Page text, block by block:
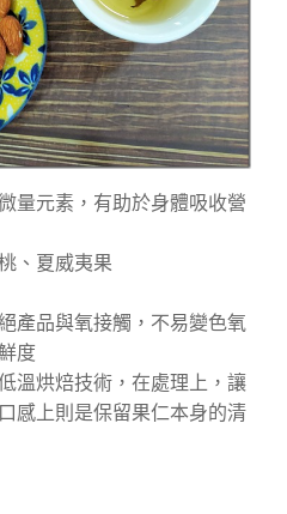
量元素，有助於身體吸收營
、夏威夷果
產品與氧接觸，不易變色氧
度
溫烘焙技術，在處理上，讓
感上則是保留果仁本身的清